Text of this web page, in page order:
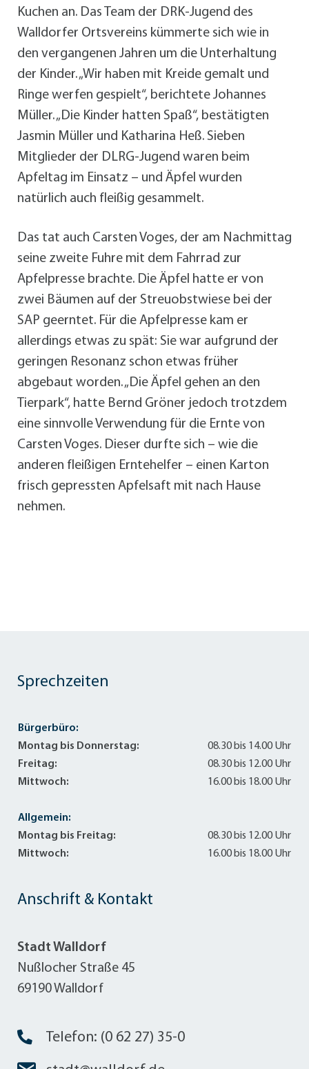
Kuchen an. Das Team der DRK-Jugend des
Walldorfer Ortsvereins kümmerte sich wie in
den vergangenen Jahren um die Unterhaltung
der Kinder. „Wir haben mit Kreide gemalt und
Ringe werfen gespielt“, berichtete Johannes
Müller. „Die Kinder hatten Spaß“, bestätigten
Jasmin Müller und Katharina Heß. Sieben
Mitglieder der DLRG-Jugend waren beim
Apfeltag im Einsatz – und Äpfel wurden
natürlich auch fleißig gesammelt.
Das tat auch Carsten Voges, der am Nachmittag
seine zweite Fuhre mit dem Fahrrad zur
Apfelpresse brachte. Die Äpfel hatte er von
zwei Bäumen auf der Streuobstwiese bei der
SAP geerntet. Für die Apfelpresse kam er
allerdings etwas zu spät: Sie war aufgrund der
geringen Resonanz schon etwas früher
abgebaut worden. „Die Äpfel gehen an den
Tierpark“, hatte Bernd Gröner jedoch trotzdem
eine sinnvolle Verwendung für die Ernte von
Carsten Voges. Dieser durfte sich – wie die
anderen fleißigen Erntehelfer – einen Karton
frisch gepressten Apfelsaft mit nach Hause
nehmen.
Anschrift & Kontakt
Stadt Walldorf
Nußlocher Straße 45
69190 Walldorf
Telefon: (0 62 27) 35-0
Sprechzeiten
Bürgerbüro:
Montag bis Donnerstag:
08.30 bis 14.00 Uhr
Freitag:
08.30 bis 12.00 Uhr
Mittwoch:
16.00 bis 18.00 Uhr
Allgemein:
Montag bis Freitag:
08.30 bis 12.00 Uhr
Mittwoch:
16.00 bis 18.00 Uhr